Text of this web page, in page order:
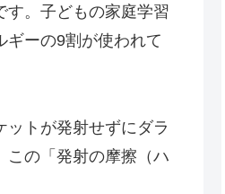
す。子どもの家庭学習
ギーの9割が使われて
トが発射せずにダラ
この「発射の摩擦（ハ